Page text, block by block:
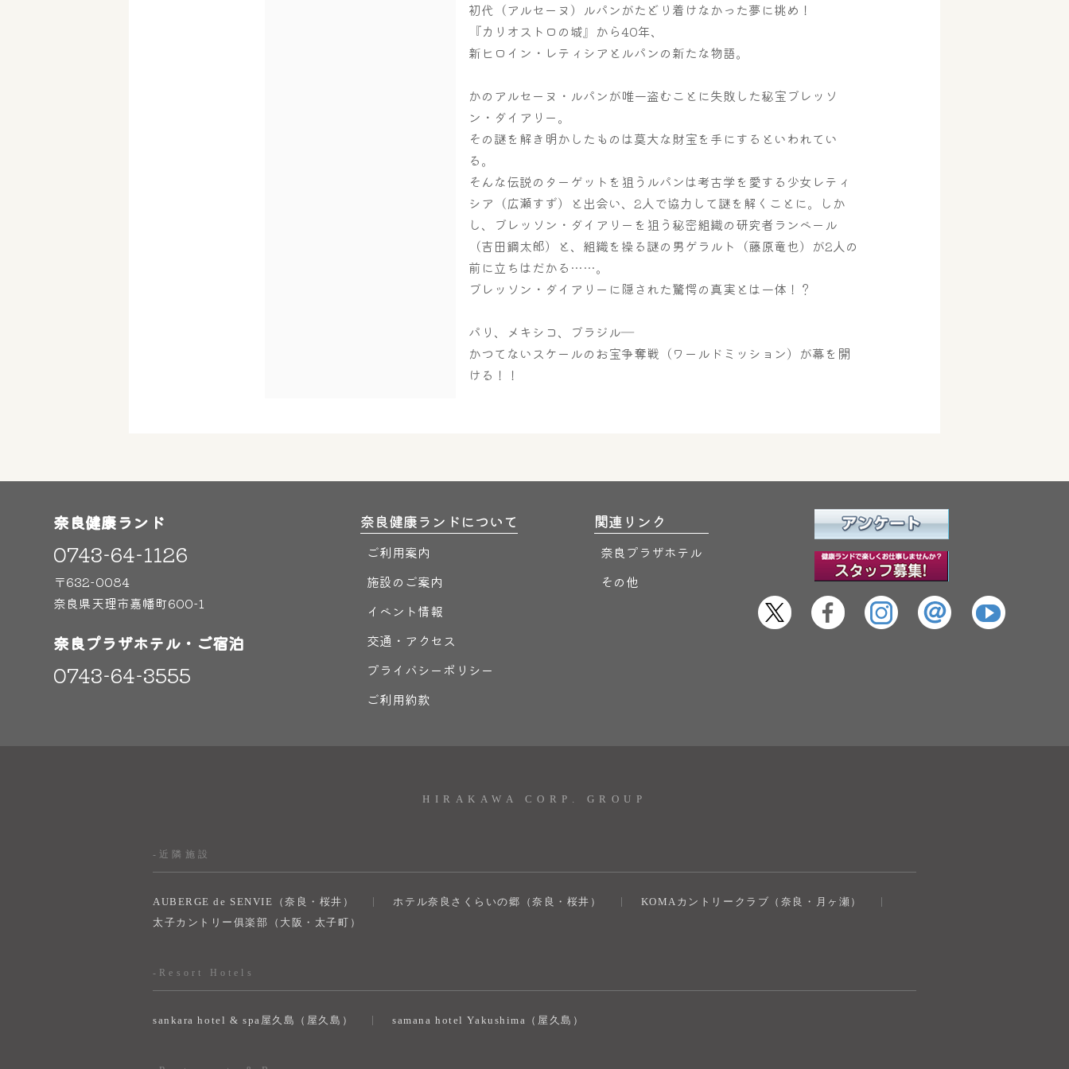
初代（アルセーヌ）ルパンがたどり着けなかった夢に挑め！
『カリオストロの城』から40年、
新ヒロイン・レティシアとルパンの新たな物語。
かのアルセーヌ・ルパンが唯一盗むことに失敗した秘宝ブレッソ
ン・ダイアリー。
その謎を解き明かしたものは莫大な財宝を手にするといわれてい
る。
そんな伝説のターゲットを狙うルパンは考古学を愛する少女レティ
シア（広瀬すず）と出会い、2人で協力して謎を解くことに。しか
し、ブレッソン・ダイアリーを狙う秘密組織の研究者ランベール
（吉田鋼太郎）と、組織を操る謎の男ゲラルト（藤原竜也）が2人の
前に立ちはだかる……。
ブレッソン・ダイアリーに隠された驚愕の真実とは一体！？
パリ、メキシコ、ブラジル―
かつてないスケールのお宝争奪戦（ワールドミッション）が幕を開
ける！！
奈良健康ランド
0743-64-1126
〒632-0084
奈良県天理市嘉幡町600-1
奈良プラザホテル・ご宿泊
0743-64-3555
奈良健康ランドについて
ご利用案内
施設のご案内
イベント情報
交通・アクセス
プライバシーポリシー
ご利用約款
関連リンク
奈良プラザホテル
その他
HIRAKAWA CORP. GROUP
-近隣施設
AUBERGE de SENVIE（奈良・桜井） ホテル奈良さくらいの郷（奈良・桜井）
KOMAカントリークラブ（奈良・月ヶ瀬）
太子カントリー俱楽部（大阪・太子町）
-Resort Hotels
sankara hotel & spa屋久島（屋久島） samana hotel Yakushima（屋久島）
奈良健康ランド
AIコンシェルジュ